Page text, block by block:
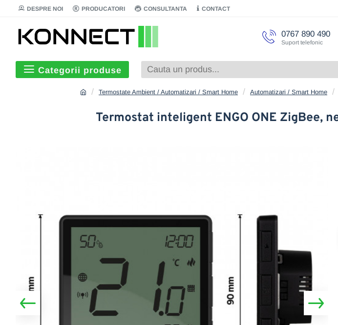
DESPRE NOI PRODUCATORI CONSULTANTA CONTACT
0767 890 490
Suport telefonic
Categorii produse
Termostate Ambient / Automatizari / Smart Home Automatizari / Smart Home
Termostat inteligent ENGO ONE ZigBee,